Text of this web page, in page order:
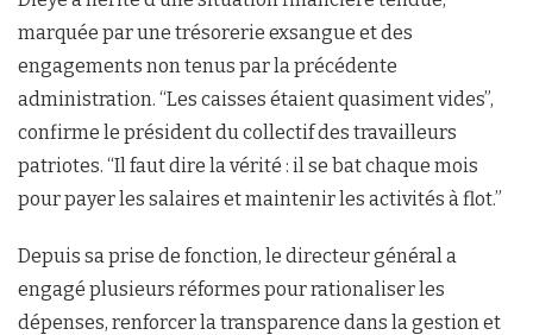
marquée par une trésorerie exsangue et des
engagements non tenus par la précédente
administration. “Les caisses étaient quasiment vides”,
confirme le président du collectif des travailleurs
patriotes. “Il faut dire la vérité : il se bat chaque mois
pour payer les salaires et maintenir les activités à flot.”
Depuis sa prise de fonction, le directeur général a
engagé plusieurs réformes pour rationaliser les
dépenses, renforcer la transparence dans la gestion et